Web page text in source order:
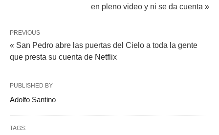
en pleno video y ni se da cuenta »
PREVIOUS
« San Pedro abre las puertas del Cielo a toda la gente
que presta su cuenta de Netflix
PUBLISHED BY
Adolfo Santino
TAGS: